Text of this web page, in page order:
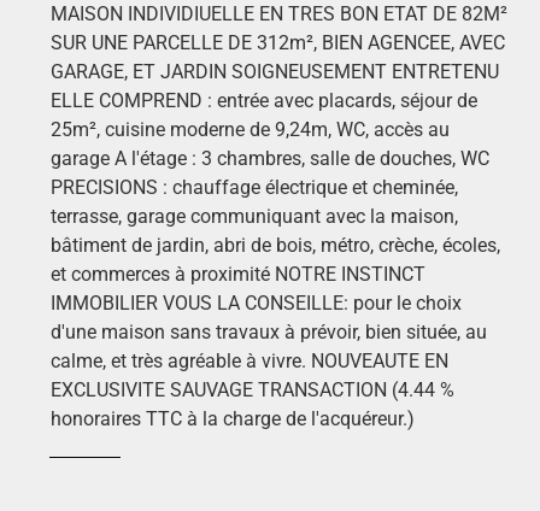
MAISON INDIVIDIUELLE EN TRES BON ETAT DE 82M²
SUR UNE PARCELLE DE 312m², BIEN AGENCEE, AVEC
GARAGE, ET JARDIN SOIGNEUSEMENT ENTRETENU
ELLE COMPREND : entrée avec placards, séjour de
25m², cuisine moderne de 9,24m, WC, accès au
garage A l'étage : 3 chambres, salle de douches, WC
PRECISIONS : chauffage électrique et cheminée,
terrasse, garage communiquant avec la maison,
bâtiment de jardin, abri de bois, métro, crèche, écoles,
et commerces à proximité NOTRE INSTINCT
IMMOBILIER VOUS LA CONSEILLE: pour le choix
d'une maison sans travaux à prévoir, bien située, au
calme, et très agréable à vivre. NOUVEAUTE EN
EXCLUSIVITE SAUVAGE TRANSACTION (4.44 %
honoraires TTC à la charge de l'acquéreur.)